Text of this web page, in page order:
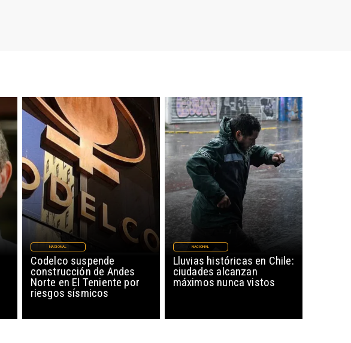
Codelco suspende
construcción de Andes
Norte en El Teniente por
riesgos sísmicos
NACIONAL
Lluvias históricas en Chile:
ciudades alcanzan
máximos nunca vistos
NACIONAL